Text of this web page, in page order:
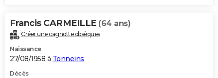
Francis CARMEILLE (64 ans)
Créer une cagnotte obsèques
Naissance
27/08/1958 à Tonneins
Décès